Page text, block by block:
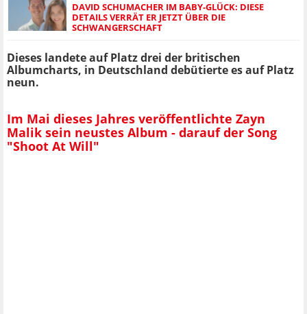
DAVID SCHUMACHER IM BABY-GLÜCK: DIESE
DETAILS VERRÄT ER JETZT ÜBER DIE
SCHWANGERSCHAFT
Dieses landete auf Platz drei der britischen
Albumcharts, in Deutschland debütierte es auf Platz
neun.
Im Mai dieses Jahres veröffentlichte Zayn
Malik sein neustes Album - darauf der Song
"Shoot At Will"